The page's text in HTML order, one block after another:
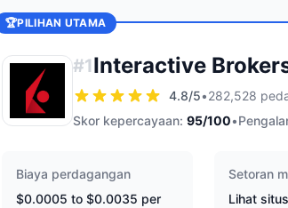
🏆PILIHAN UTAMA
#1Interactive
4.8/5•282,528
Skor kepercayaan: 95/100•
Biaya perdagangan
$0.0005 to $0.0035 per
Setoran
Lihat